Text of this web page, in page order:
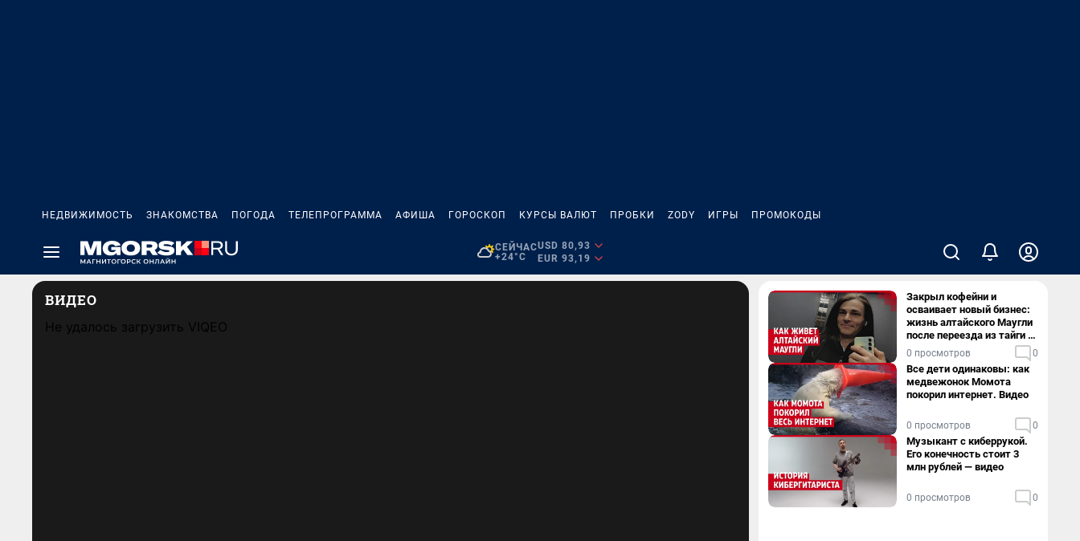
НЕДВИЖИМОСТЬ ЗНАКОМСТВА ПОГОДА ТЕЛЕПРОГРАММА АФИША ГОРОСКОП КУРСЫ ВАЛЮТ ПРОБКИ ZODY ИГРЫ ПРОМОКОДЫ
СЕЙЧАС
+24°C
USD 80,93
EUR 93,19
ВИДЕО
Не удалось загрузить VIQEO
Закрыл кофейни и
осваивает новый бизнес:
жизнь алтайского Маугли
после переезда из тайги в
столицу
0 просмотров 0
Все дети одинаковы: как
медвежонок Момота
покорил интернет. Видео
0 просмотров 0
Музыкант с киберрукой.
Его конечность стоит 3
млн рублей — видео
0 просмотров 0